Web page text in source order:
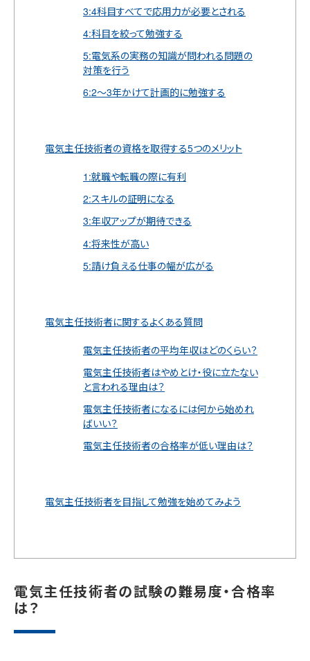
3:4科目すべてで応用力が必要とされる
4:科目を絞って勉強する
5:電気系の実務の知識が問われる問題の
対策を行う
6:2～3年かけて計画的に勉強する
電気主任技術者の資格を取得する5つのメリット
1:就職や転職の際に有利
2:スキルの証明になる
3:年収アップが期待できる
4:将来性が高い
5:請け負える仕事の幅が広がる
電気主任技術者に関するよくある質問
電気主任技術者の平均年収はどのくらい？
電気主任技術者はやめとけ・役に立たない
と言われる理由は？
電気主任技術者になるには何から始めれ
ばいい？
電気主任技術者の合格率が低い理由は？
電気主任技術者を目指して勉強を始めてみよう
電気主任技術者の試験の難易度・合格率
は？